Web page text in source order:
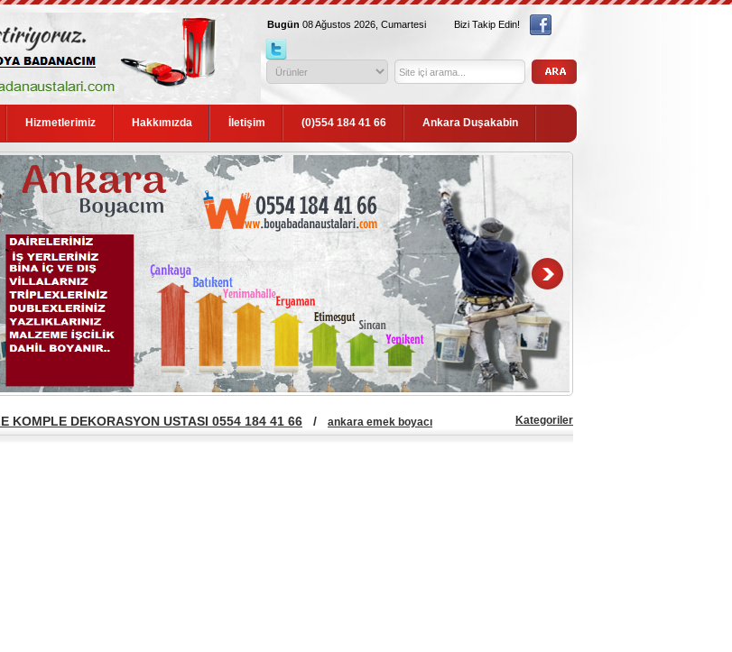
Bugün 08 Ağustos 2026, Cumartesi Bizi Takip Edin!
Hizmetlerimiz Hakkımızda İletişim (0)554 184 41 66 Ankara Duşakabin
KOMPLE DEKORASYON USTASI 0554 184 41 66 / ankara emek boyacı Kategoriler